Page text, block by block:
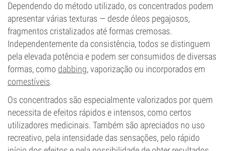
Dependendo do método utilizado, os concentrados podem
apresentar várias texturas — desde óleos pegajosos,
fragmentos cristalizados até formas cremosas.
Independentemente da consistência, todos se distinguem
pela elevada potência e podem ser consumidos de diversas
formas, como dabbing, vaporização ou incorporados em
comestíveis.
Os concentrados são especialmente valorizados por quem
necessita de efeitos rápidos e intensos, como certos
utilizadores medicinais. Também são apreciados no uso
recreativo, pela intensidade das sensações, pelo rápido